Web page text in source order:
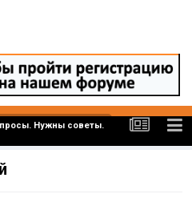
Нужны советы.